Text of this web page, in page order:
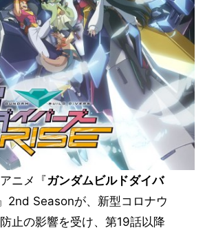
ニメ『ガンダムビルドダイバ
2nd Seasonが、新型コロナウ
止の影響を受け、第19話以降